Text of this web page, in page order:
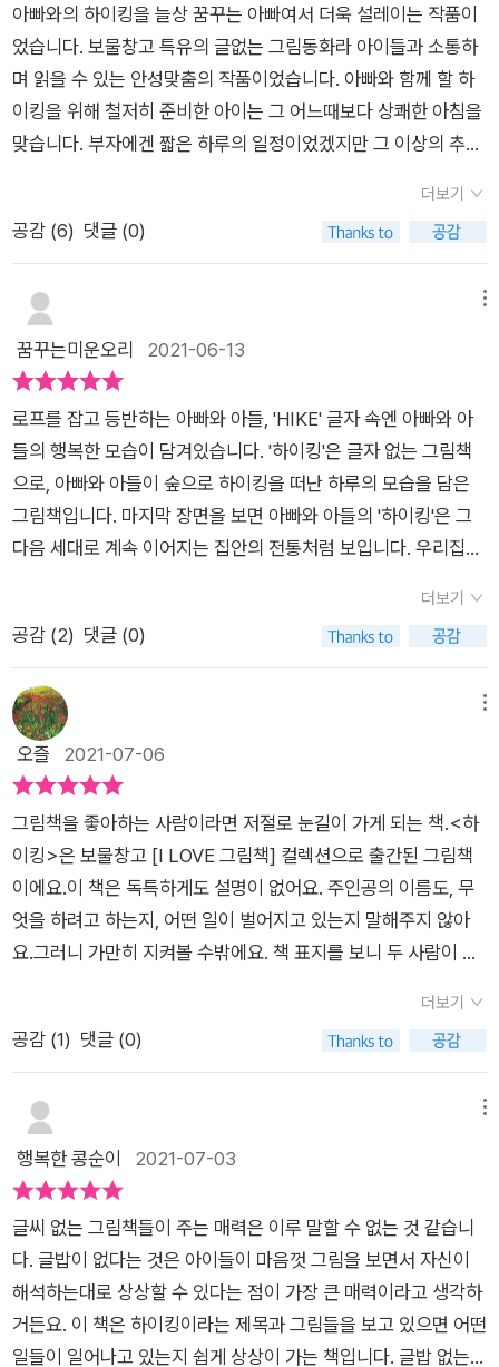
아빠와의 하이킹을 늘상 꿈꾸는 아빠여서 더욱 설레이는 작품이
었습니다. 보물창고 특유의 글없는 그림동화라 아이들과 소통하
며 읽을 수 있는 안성맞춤의 작품이었습니다. 아빠와 함께 할 하
이킹을 위해 철저히 준비한 아이는 그 어느때보다 상쾌한 아침을
맞습니다. 부자에겐 짧은 하루의 일정이었겠지만 그 이상의 추억
타고 국립공원으로 출발합니다. 예전 여행 에세이집에서 본 내용
이 떠오르더군요. 미국이란 나라는 높은 산 전체가 국립공원으로
지정되 아이들에게 살아 있는 자연학습장 역할을 한다는 말을 말
이죠. 이 그림책은 외국 작가 손에 의해 그려지고 펼쳐져 그러한
자연경관을 사실적으로 느끼게 합니다. 그런면에서 아이들과 여
행, 등산을 계획하는 부모님께도 강력 추천드립니다.여행의 목적,
며 주고 받을 말들이 상상이 가시나요? '너라면 낯설고 신기한 풀
을 보게 된다면 어떤 기분일까?' 질문도 해보고 아빠의 생각도 아
이에게 자연스럽게 나눌 수 있는 시간이 하이킹, 혹은 캠핑이라
여겨집니다. 낯선 풍경, 처음 만나는 설렘이 오히려 우리 모두를
자유롭게 하니까요. 이 하이킹의 목적이 무엇이든간에 순간을 자
녀와 보내고 누리는 것이 감사와 소중함이란 걸 그림책에서 배웁
니다. 때론 험란한 길도 나옵니다. 아이에게 도전의 길이죠. 아버
물해야합니다. 실제 무서움을 잘 타는 아이에게 더 큰 도움이 되
었던 장면같아요. 그림책이지만 아이에게 가능성을 선사해주는
장면을 통해 부모인 제가 더 안도의 한숨을 쉽니다. 아빠가 하지
못한 걸 그림책의 작가가 대신해주니 말이죠. 아이와 아버지는 어
려움을 극복합니다. 아빠는 또 다시 아이에게 괜찮냐고 질문하고
아빠가 있어 용기가 절로 샘 솟는다고 자신감을 떨칩니다. 산 정
상에서 나누는 아빠와 아들 부자간의 기념 사진. '찰칵' 소리가 산
정산을 메아리치듯 울리는 상상을 하게 하는 장면입니다. 짧지만
긴 여운이 남는 여정을 마치고 아들과 아빠는 집으로 향합니다.
룸미러로 전해집니다. 아빠와 아들의 모습이 이렇게 다정스러울
수 있다니 저도 모르게 행복감이 밀려오는 장면이었죠. 나도 좀
더 이래야겠다. 반성과 다짐이 동시에 스치는 순간이었답니다. 이
들은 가족앨범, 혹은 아빠와 아들의 하이킹 앨범을 완성합니다.
이 장면에서 제각 '퍽'하고 뒷통수를 맞았는데요. 저도 첫째 아이
와 4세 이전까지의 시기, 가족 앨범 에세이를 준비하다 현재 잠정
답니다. 그림 동화가 참 큰 울림을 주네요. 책의 페이지를 덮으며
더 이상 늦지 않게 제 이야기를 마감해야한다는 단단한 다짐을 더
해봅니다. 더 이상의 늦춤이 없게, 핑계가 없게 약속합니다. 이 책
《하이킹》많은 교훈과 가르침, 공감을 주는 동화입니다. *출판사
더보기
공감 (6) 댓글 (0)
꿈꾸는미운오리 2021-06-13
로프를 잡고 등반하는 아빠와 아들, 'HIKE' 글자 속엔 아빠와 아
들의 행복한 모습이 담겨있습니다. '하이킹'은 글자 없는 그림책
으로, 아빠와 아들이 숲으로 하이킹을 떠난 하루의 모습을 담은
그림책입니다. 마지막 장면을 보면 아빠와 아들의 '하이킹'은 그
다음 세대로 계속 이어지는 집안의 전통처럼 보입니다. 우리집에
각이 듭니다.​​이제 막 동이 트는 이른 아침, 아빠가 잠든 아들을 깨
웁니다. 아들 방을 둘러보니 모험을 좋아하고 자연을 사랑하는 아
이처럼 보입니다. 방안에는 곤충도감, 나침반, 망원경 등 하이킹
에 필요한 것들이 잔뜩 흐트러져 있습니다. ​오늘은 아빠와 아들이
하이킹을 떠나는 날입니다. 아들은 혼자서도 능숙하게 짐을 챙기
고 아빠와 함께 집을 나섭니다. 아침해가 서서히 하늘을 물들이기
을 시작할 장소에 도착합니다. 그리고 숲길을 걸어갑니다.​​ 그곳
엔 다양한 동물들과 곤충들이 살고 있습니다. 아들은 곤충을 관찰
하기도 하고 사진도 찍고 길에 찍힌 흑곰의 발자국을 관찰하고 기
록합니다. 넓은 연못에 살고 있는 물고기들과 인사하고 아직 눈이
채 녹지 않은 곳에서 눈싸움을 합니다. ​봄이 시작되는 숲길을 걸
어가는 아빠와 아들, 두려움을 이겨내며 혼자서 씩씩하게 통나무
다리 위를 걸어가는 아들, 대견하고 멋진 아들을 기다려 주는 아
오르고, 나무 한 그루를 심고 사진을 찍습니다. 그곳은 세대에서
세대로 이어지는 아빠와 아들의 하이킹 코스의 마지막 장소입니
다.​붉게 물들어 가는 저녁 하늘을 뒤로 하고 아빠와 아들은 집으
로 돌아갑니다. 오늘 찍은 사진은 가족 앨범속에 담깁니다. 아들
이 아빠가 되는 어느 날에 똑같은 장소에서 똑같은 모습으로 찍은
사진은 그 다음 자리에 담길 것입니다. 수많은 생물들이 살아 숨
쉬는 대자연의 품, 그 품속으로 떠나는 아빠와 아들의 행복한 '하
이킹', 여러분도 함께 하실래요? 참, 떠나기 전에 자연을 사랑하는
마음을 한가득 가지고 가기로 약속해요. 꼭꼭꼭~!!
더보기
공감 (2) 댓글 (0)
오즐 2021-07-06
그림책을 좋아하는 사람이라면 저절로 눈길이 가게 되는 책.<하
이킹>은 보물창고 [I LOVE 그림책] 컬렉션으로 출간된 그림책
이에요.이 책은 독특하게도 설명이 없어요. 주인공의 이름도, 무
엇을 하려고 하는지, 어떤 일이 벌어지고 있는지 말해주지 않아
요.그러니 가만히 지켜볼 수밖에요. 책 표지를 보니 두 사람이 줄
지도가 그려져 있어요. 집에서 시작된 선은 하이킹 코스를 보여주
는 길인 것 같아요. 구불구불 이어진 길을 쭈욱 따라가면 별(★)
지인 것 같아요.누군가의 집 앞마당이 보이네요. 한 손에 커피를
든 남자는 아마도 아빠인 것 같아요. 아빠가 잠들어 있는 딸을 깨
우네요. 아빠와 딸은 자동차를 타고 구불구불 산길 도로를 오르고
보여요.배낭을 멘 두 사람은 종이 지도를 펼치더니 저벅저벅 산길
을 걸어 가고 있어요.책 뒷면을 보고 알았어요. 아빠와 아들이 하
이킹을 갔다는 걸, 딸이 아니라 아들이었군요. 사실 책 속에는 그
어떤 설명도 없기 때문에 딸인지, 아들인지는 정확하게 알 수 없
더보기
공감 (1) 댓글 (0)
행복한 콩순이 2021-07-03
글씨 없는 그림책들이 주는 매력은 이루 말할 수 없는 것 같습니
다. 글밥이 없다는 것은 아이들이 마음껏 그림을 보면서 자신이
해석하는대로 상상할 수 있다는 점이 가장 큰 매력이라고 생각하
거든요. 이 책은 하이킹이라는 제목과 그림들을 보고 있으면 어떤
일들이 일어나고 있는지 쉽게 상상이 가는 책입니다. 글밥 없는